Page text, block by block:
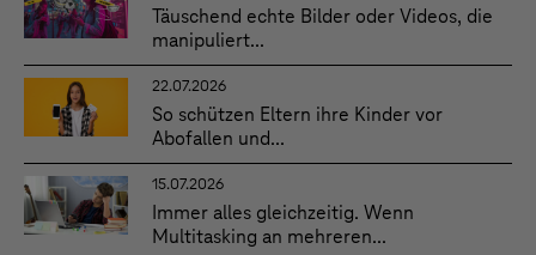
Täuschend echte Bilder oder Videos, die
manipuliert...
22.07.2026
So schützen Eltern ihre Kinder vor
Abofallen und...
15.07.2026
Immer alles gleichzeitig. Wenn
Multitasking an mehreren...